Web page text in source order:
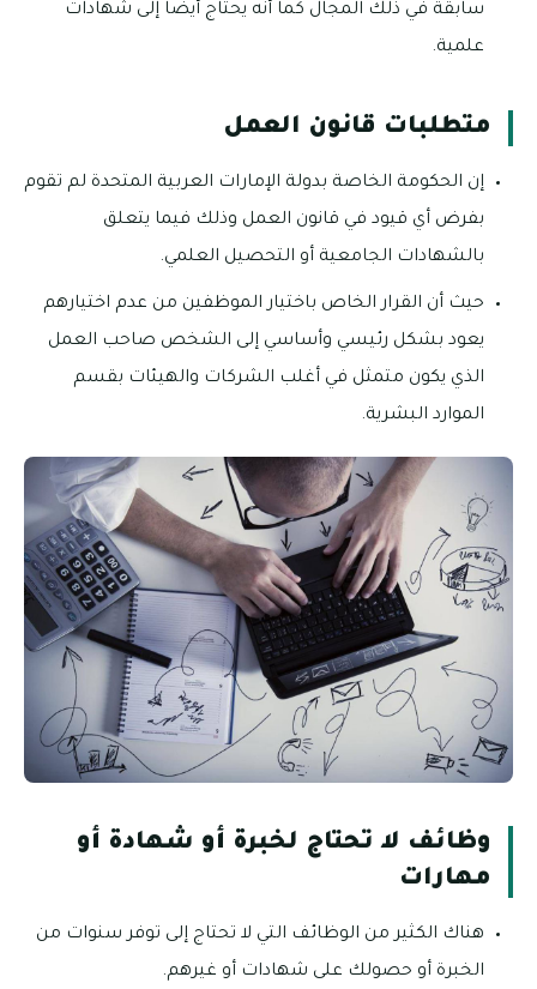
سابقة في ذلك المجال كما أنه يحتاج أيضًا إلى شهادات
علمية.
متطلبات قانون العمل
إن الحكومة الخاصة بدولة الإمارات العربية المتحدة لم تقوم
بفرض أي قيود في قانون العمل وذلك فيما يتعلق
بالشهادات الجامعية أو التحصيل العلمي.
حيث أن القرار الخاص باختيار الموظفين من عدم اختيارهم
يعود بشكل رئيسي وأساسي إلى الشخص صاحب العمل
الذي يكون متمثل في أغلب الشركات والهيئات بقسم
الموارد البشرية.
وظائف لا تحتاج لخبرة أو شهادة أو
مهارات
هناك الكثير من الوظائف التي لا تحتاج إلى توفر سنوات من
الخبرة أو حصولك على شهادات أو غيرهم.